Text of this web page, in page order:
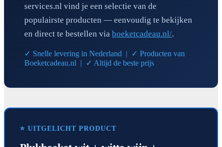
services.nl vind je een selectie van de
populairste producten — eenvoudig te bekijken
en direct te bestellen via boeketcadeau.nl/.
✓ Snelle levering in Nederland | ✓ Producten van
Boeketcadeau.nl | ✓ Altijd de beste prijs
⭐ UITGELICHT PRODUCT